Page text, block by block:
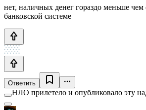
нет, наличных денег гораздо меньше чем
банковской системе
Ответить
НЛО прилетело и опубликовало эту